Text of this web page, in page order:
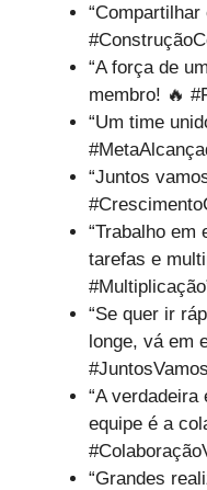
“A força de
membro! 🔥
“Um time
“Juntos
“Trabalho em
tarefas e
“Se quer ir
longe, vá em
“A
equipe é a
“Grandes